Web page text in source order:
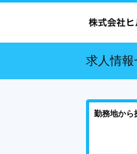
求人情報
勤務地から